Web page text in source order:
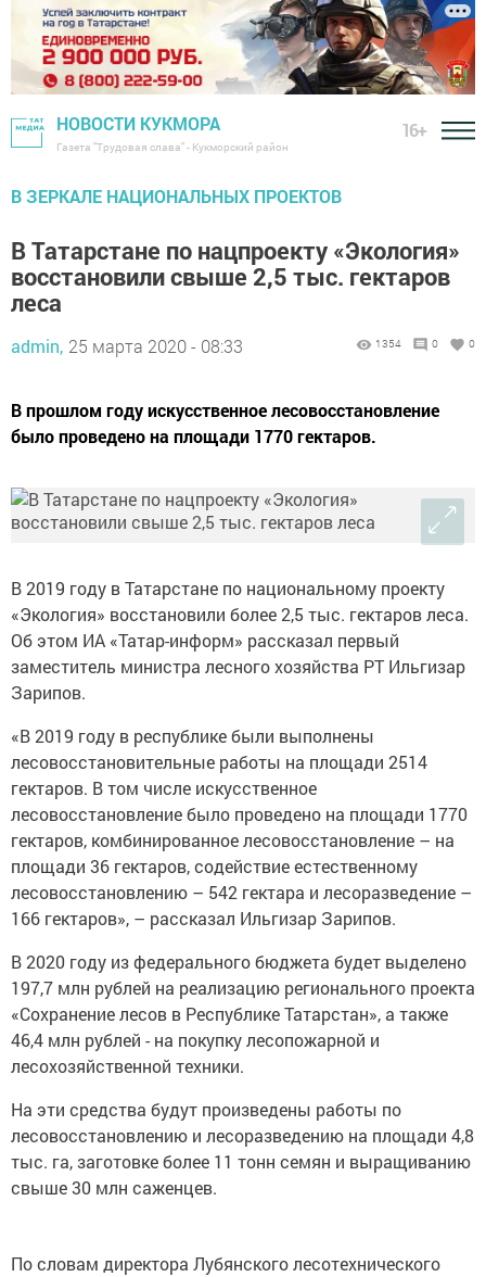
НОВОСТИ КУКМОРА
Газета "Трудовая слава" - Кукморский район
16+
В ЗЕРКАЛЕ НАЦИОНАЛЬНЫХ ПРОЕКТОВ
В Татарстане по нацпроекту «Экология»
восстановили свыше 2,5 тыс. гектаров
леса
admin, 25 марта 2020 - 08:33 1354 0 0
В прошлом году искусственное лесовосстановление
было проведено на площади 1770 гектаров.
В 2019 году в Татарстане по национальному проекту
«Экология» восстановили более 2,5 тыс. гектаров леса.
Об этом ИА «Татар-информ» рассказал первый
заместитель министра лесного хозяйства РТ Ильгизар
Зарипов.
«В 2019 году в республике были выполнены
лесовосстановительные работы на площади 2514
гектаров. В том числе искусственное
лесовосстановление было проведено на площади 1770
гектаров, комбинированное лесовосстановление – на
площади 36 гектаров, содействие естественному
лесовосстановлению – 542 гектара и лесоразведение –
166 гектаров», – рассказал Ильгизар Зарипов.
В 2020 году из федерального бюджета будет выделено
197,7 млн рублей на реализацию регионального проекта
«Сохранение лесов в Республике Татарстан», а также
46,4 млн рублей - на покупку лесопожарной и
лесохозяйственной техники.
На эти средства будут произведены работы по
лесовосстановлению и лесоразведению на площади 4,8
тыс. га, заготовке более 11 тонн семян и выращиванию
свыше 30 млн саженцев.
По словам директора Лубянского лесотехнического